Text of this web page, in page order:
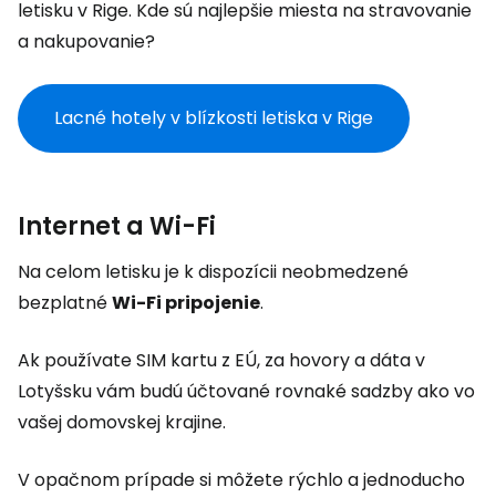
letisku v Rige. Kde sú najlepšie miesta na stravovanie
a nakupovanie?
Lacné hotely v blízkosti letiska v Rige
Internet a Wi-Fi
Na celom letisku je k dispozícii neobmedzené
bezplatnéWi-Fi pripojenie.
Ak používate SIM kartu z EÚ, za hovory a dáta v
Lotyšsku vám budú účtované rovnaké sadzby ako vo
vašej domovskej krajine.
V opačnom prípade si môžete rýchlo a jednoducho